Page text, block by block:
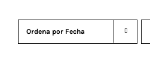
Ordena por Fecha